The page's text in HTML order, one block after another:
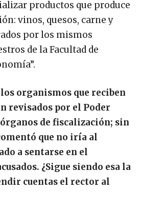
productos que produce
vinos, quesos, carne y
por los mismos
de la Facultad de
organismos que reciben
revisados por el Poder
de fiscalización; sin
que no iría al
a sentarse en el
¿Sigue siendo esa la
cuentas el rector al